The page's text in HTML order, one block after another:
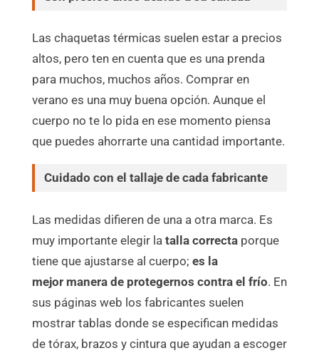
Las chaquetas térmicas suelen estar a precios
altos, pero ten en cuenta que es una prenda
para muchos, muchos años. Comprar en
verano es una muy buena opción. Aunque el
cuerpo no te lo pida en ese momento piensa
que puedes ahorrarte una cantidad importante.
Cuidado con el tallaje de cada fabricante
Las medidas difieren de una a otra marca. Es
muy importante elegir la talla correcta porque
tiene que ajustarse al cuerpo; es la
mejor manera de protegernos contra el frío. En
sus páginas web los fabricantes suelen
mostrar tablas donde se especifican medidas
de tórax, brazos y cintura que ayudan a escoger